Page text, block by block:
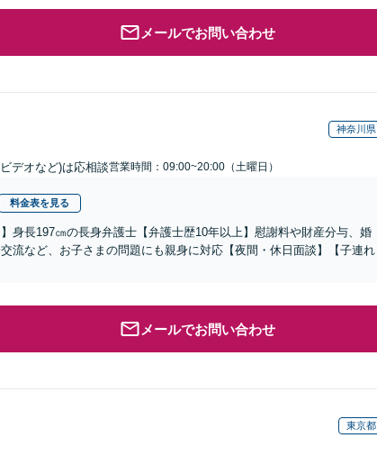
メールでお問い合わせ
神奈川県
デオなど)は応相談営業時間：09:00~20:00（土曜日）
料金表を見る
身長197㎝の長身弁護士【弁護士歴10年以上】慰謝料や財産分与、婚
流など、お子さまの問題にも親身に対応【夜間・休日面談】【子連れ
メールでお問い合わせ
東京都